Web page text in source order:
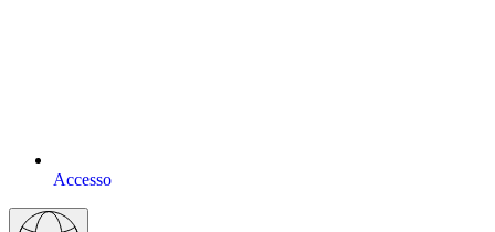
Accesso